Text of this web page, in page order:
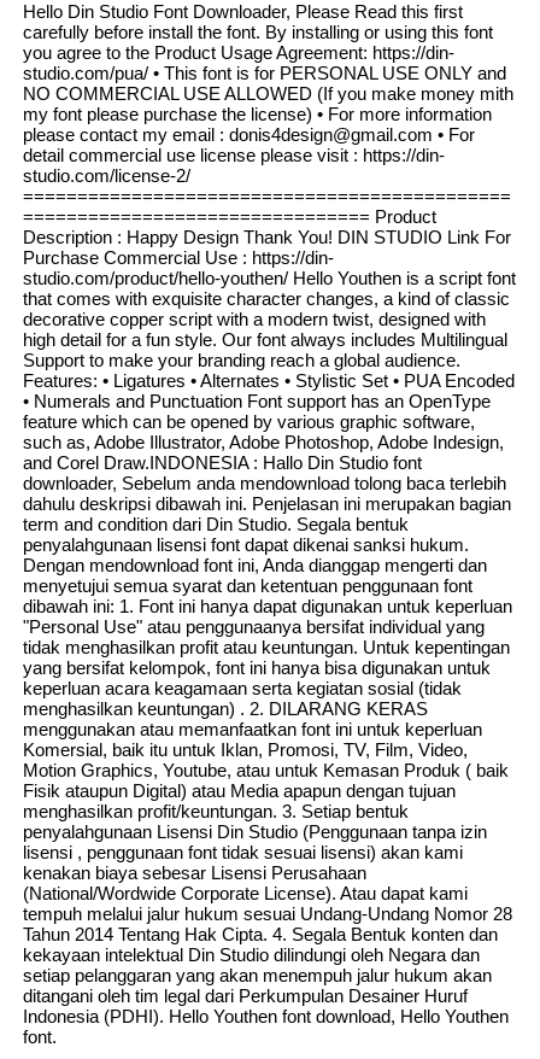
Hello Din Studio Font Downloader, Please Read this first
carefully before install the font. By installing or using this font
you agree to the Product Usage Agreement: https://din-
studio.com/pua/ • This font is for PERSONAL USE ONLY and
NO COMMERCIAL USE ALLOWED (If you make money mith
my font please purchase the license) • For more information
please contact my email : donis4design@gmail.com • For
detail commercial use license please visit : https://din-
studio.com/license-2/
=============================================
================================ Product
Description : Happy Design Thank You! DIN STUDIO Link For
Purchase Commercial Use : https://din-
studio.com/product/hello-youthen/ Hello Youthen is a script font
that comes with exquisite character changes, a kind of classic
decorative copper script with a modern twist, designed with
high detail for a fun style. Our font always includes Multilingual
Support to make your branding reach a global audience.
Features: • Ligatures • Alternates • Stylistic Set • PUA Encoded
• Numerals and Punctuation Font support has an OpenType
feature which can be opened by various graphic software,
such as, Adobe Illustrator, Adobe Photoshop, Adobe Indesign,
and Corel Draw.INDONESIA : Hallo Din Studio font
downloader, Sebelum anda mendownload tolong baca terlebih
dahulu deskripsi dibawah ini. Penjelasan ini merupakan bagian
term and condition dari Din Studio. Segala bentuk
penyalahgunaan lisensi font dapat dikenai sanksi hukum.
Dengan mendownload font ini, Anda dianggap mengerti dan
menyetujui semua syarat dan ketentuan penggunaan font
dibawah ini: 1. Font ini hanya dapat digunakan untuk keperluan
"Personal Use" atau penggunaanya bersifat individual yang
tidak menghasilkan profit atau keuntungan. Untuk kepentingan
yang bersifat kelompok, font ini hanya bisa digunakan untuk
keperluan acara keagamaan serta kegiatan sosial (tidak
menghasilkan keuntungan) . 2. DILARANG KERAS
menggunakan atau memanfaatkan font ini untuk keperluan
Komersial, baik itu untuk Iklan, Promosi, TV, Film, Video,
Motion Graphics, Youtube, atau untuk Kemasan Produk ( baik
Fisik ataupun Digital) atau Media apapun dengan tujuan
menghasilkan profit/keuntungan. 3. Setiap bentuk
penyalahgunaan Lisensi Din Studio (Penggunaan tanpa izin
lisensi , penggunaan font tidak sesuai lisensi) akan kami
kenakan biaya sebesar Lisensi Perusahaan
(National/Wordwide Corporate License). Atau dapat kami
tempuh melalui jalur hukum sesuai Undang-Undang Nomor 28
Tahun 2014 Tentang Hak Cipta. 4. Segala Bentuk konten dan
kekayaan intelektual Din Studio dilindungi oleh Negara dan
setiap pelanggaran yang akan menempuh jalur hukum akan
ditangani oleh tim legal dari Perkumpulan Desainer Huruf
Indonesia (PDHI). Hello Youthen font download, Hello Youthen
font.